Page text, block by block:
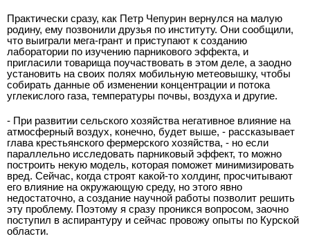
Практически сразу, как Петр Чепурин вернулся на малую
родину, ему позвонили друзья по институту. Они сообщили,
что выиграли мега-грант и приступают к созданию
лаборатории по изучению парникового эффекта, и
пригласили товарища поучаствовать в этом деле, а заодно
установить на своих полях мобильную метеовышку, чтобы
собирать данные об изменении концентрации и потока
углекислого газа, температуры почвы, воздуха и другие.
- При развитии сельского хозяйства негативное влияние на
атмосферный воздух, конечно, будет выше, - рассказывает
глава крестьянского фермерского хозяйства, - но если
параллельно исследовать парниковый эффект, то можно
построить некую модель, которая поможет минимизировать
вред. Сейчас, когда строят какой-то холдинг, просчитывают
его влияние на окружающую среду, но этого явно
недостаточно, а создание научной работы позволит решить
эту проблему. Поэтому я сразу проникся вопросом, заочно
поступил в аспирантуру и сейчас провожу опыты по Курской
области.